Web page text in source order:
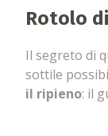
Rotolo
Il segreto di
sottile
il ripieno: il